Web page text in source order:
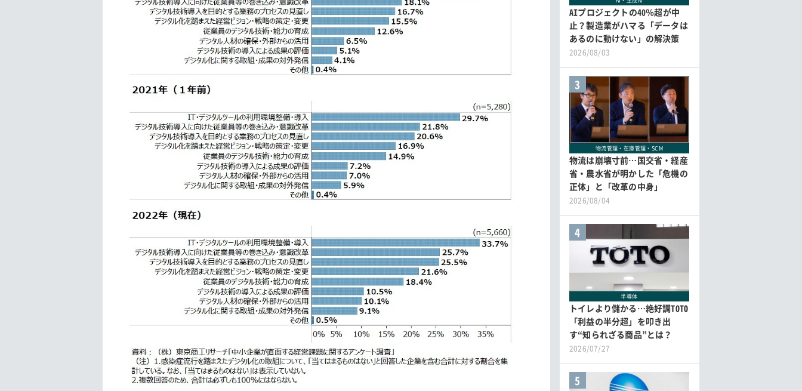
AIプロジェクトの40％超が中
止？製造業がハマる「データは
あるのに動けない」の解決策
2026/08/03
3
物流管理・在庫管理・SCM
物流は崩壊寸前…国交省・経産
省・農水省が明かした「危機の
正体」と「改革の中身」
2026/08/04
4
半導体
トイレより儲かる…絶好調TOTO
「利益の半分超」を叩き出
す“知られざる商品”とは？
2026/07/27
5